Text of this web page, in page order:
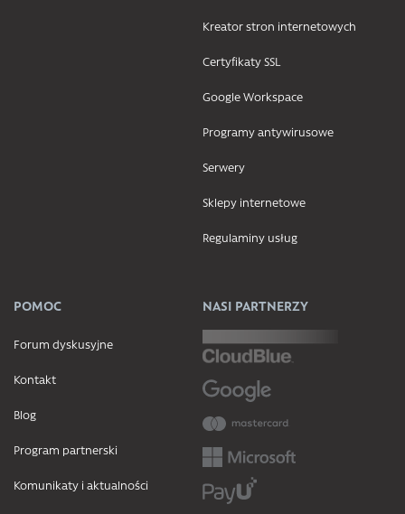
Kreator stron internetowych
Certyfikaty SSL
Google Workspace
Programy antywirusowe
Serwery
Sklepy internetowe
Regulaminy usług
POMOC
Forum dyskusyjne
Kontakt
Blog
Program partnerski
Komunikaty i aktualności
NASI PARTNERZY